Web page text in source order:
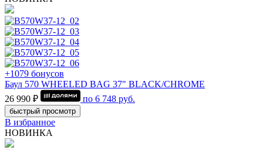
+1079 бонусов
Баул 570 WHEELED BAG 37" BLACK/CHROME
26 990 ₽
по 6 748 руб.
быстрый просмотр
В избранное
НОВИНКА